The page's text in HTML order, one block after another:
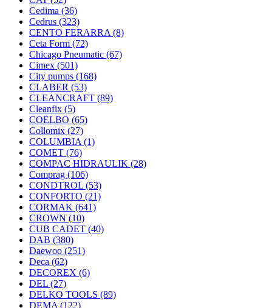
Cedima (36)
Cedrus (323)
CENTO FERARRA (8)
Ceta Form (72)
Chicago Pneumatic (67)
Cimex (501)
City pumps (168)
CLABER (53)
CLEANCRAFT (89)
Cleanfix (5)
COELBO (65)
Collomix (27)
COLUMBIA (1)
COMET (76)
COMPAC HIDRAULIK (28)
Comprag (106)
CONDTROL (53)
CONFORTO (21)
CORMAK (641)
CROWN (10)
CUB CADET (40)
DAB (380)
Daewoo (251)
Deca (62)
DECOREX (6)
DEL (27)
DELKO TOOLS (89)
DEMA (122)